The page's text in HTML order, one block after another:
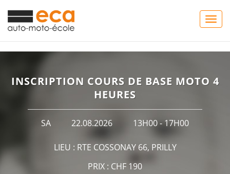
INSCRIPTION COURS DE BASE MOTO 4
HEURES
SA 22.08.2026 13H00 - 17H00
LIEU : RTE COSSONAY 66, PRILLY
PRIX : CHF 190